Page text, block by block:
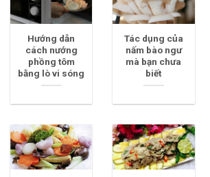
Hướng dẫn
cách nướng
phồng tôm
bằng lò vi sóng
Tác dụng của
nấm bào ngư
mà bạn chưa
biết